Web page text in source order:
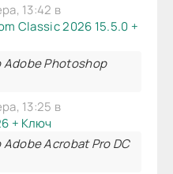
13:42 в
Classic 2026 15.5.0 +
Photoshop
13:25 в
+ Ключ
Acrobat Pro DC